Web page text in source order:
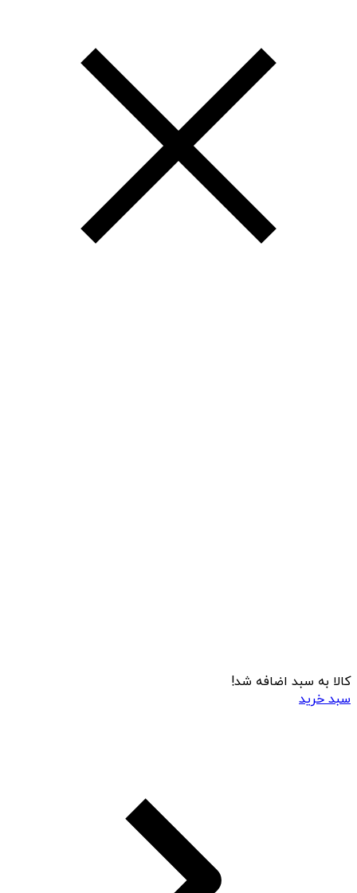
کالا به سبد اضافه شد!
سبد خرید